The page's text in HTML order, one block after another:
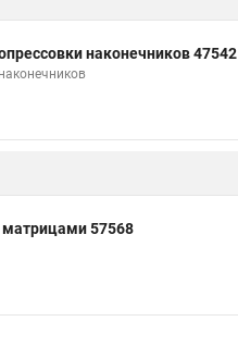
наконечников 47542
матрицами 57568